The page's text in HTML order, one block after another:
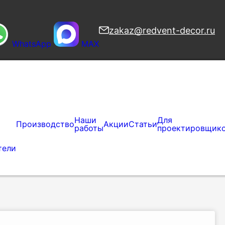
WhatsApp MAX
zakaz@redvent-decor.ru
ПроизводствоНаши
работыАкцииСтатьиДля